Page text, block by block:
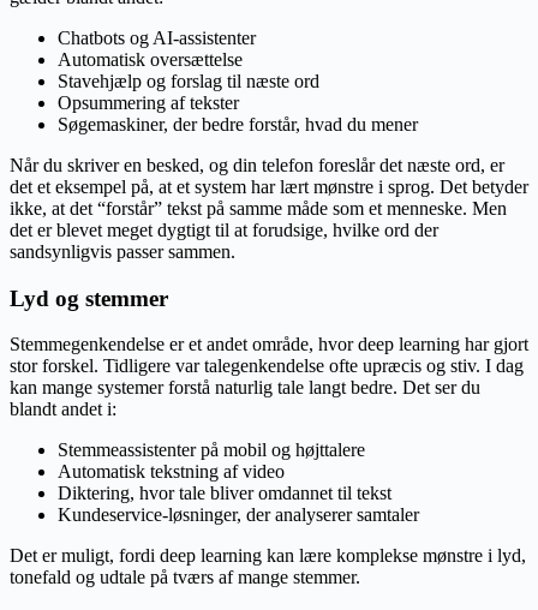
Chatbots og AI-assistenter
Automatisk oversættelse
Stavehjælp og forslag til næste ord
Opsummering af tekster
Søgemaskiner, der bedre forstår, hvad du mener
Når du skriver en besked, og din telefon foreslår det næste ord, er
det et eksempel på, at et system har lært mønstre i sprog. Det betyder
ikke, at det “forstår” tekst på samme måde som et menneske. Men
det er blevet meget dygtigt til at forudsige, hvilke ord der
sandsynligvis passer sammen.
Lyd og stemmer
Stemmegenkendelse er et andet område, hvor deep learning har gjort
stor forskel. Tidligere var talegenkendelse ofte upræcis og stiv. I dag
kan mange systemer forstå naturlig tale langt bedre. Det ser du
blandt andet i:
Stemmeassistenter på mobil og højttalere
Automatisk tekstning af video
Diktering, hvor tale bliver omdannet til tekst
Kundeservice-løsninger, der analyserer samtaler
Det er muligt, fordi deep learning kan lære komplekse mønstre i lyd,
tonefald og udtale på tværs af mange stemmer.